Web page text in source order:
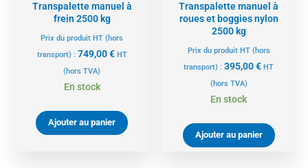
Transpalette manuel à
frein 2500 kg
Prix du produit HT (hors
transport) : 749,00€ HT
(hors TVA)
En stock
Ajouter au panier
Transpalette manuel à
roues et boggies nylon
2500 kg
Prix du produit HT (hors
transport) :395,00€ HT
(hors TVA)
En stock
Ajouter au panier